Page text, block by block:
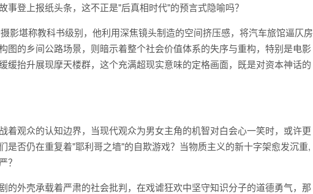
登上报纸头条，这不正是"后真相时代"的预言式隐喻吗？
影堪称教科书级别，他利用深焦镜头制造的空间挤压感，将汽车旅馆逼仄房
图的乡间公路场景，则暗示着整个社会价值体系的失序与重构，特别是电影
缓抬升展现摩天楼群，这个充满超现实意味的定格画面，既是对资本神话的
着观众的认知边界，当现代观众为男女主角的机智对白会心一笑时，或许更
是否仍在重复着"耶利哥之墙"的自欺游戏？当物质主义的新十字架愈发沉重,
？
的外壳承载着严肃的社会批判，在戏谑狂欢中坚守知识分子的道德勇气，那